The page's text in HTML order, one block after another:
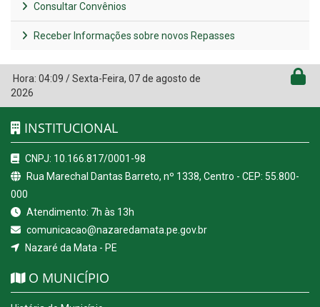
Consultar Convênios
Receber Informações sobre novos Repasses
Hora: 04:09 /Sexta-Feira, 07 de agosto de
2026
INSTITUCIONAL
CNPJ: 10.166.817/0001-98
Rua Marechal Dantas Barreto, nº 1338, Centro - CEP: 55.800-
000
Atendimento: 7h às 13h
comunicacao@nazaredamata.pe.gov.br
Nazaré da Mata - PE
O MUNICÍPIO